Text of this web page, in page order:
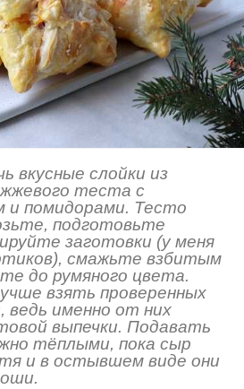
вкусные слойки из
теста с
и помидорами. Тесто
подготовьте
заготовки (у меня
смажьте взбитым
до румяного цвета.
взять проверенных
ведь именно от них
выпечки. Подавать
тёплыми, пока сыр
и в остывшем виде они